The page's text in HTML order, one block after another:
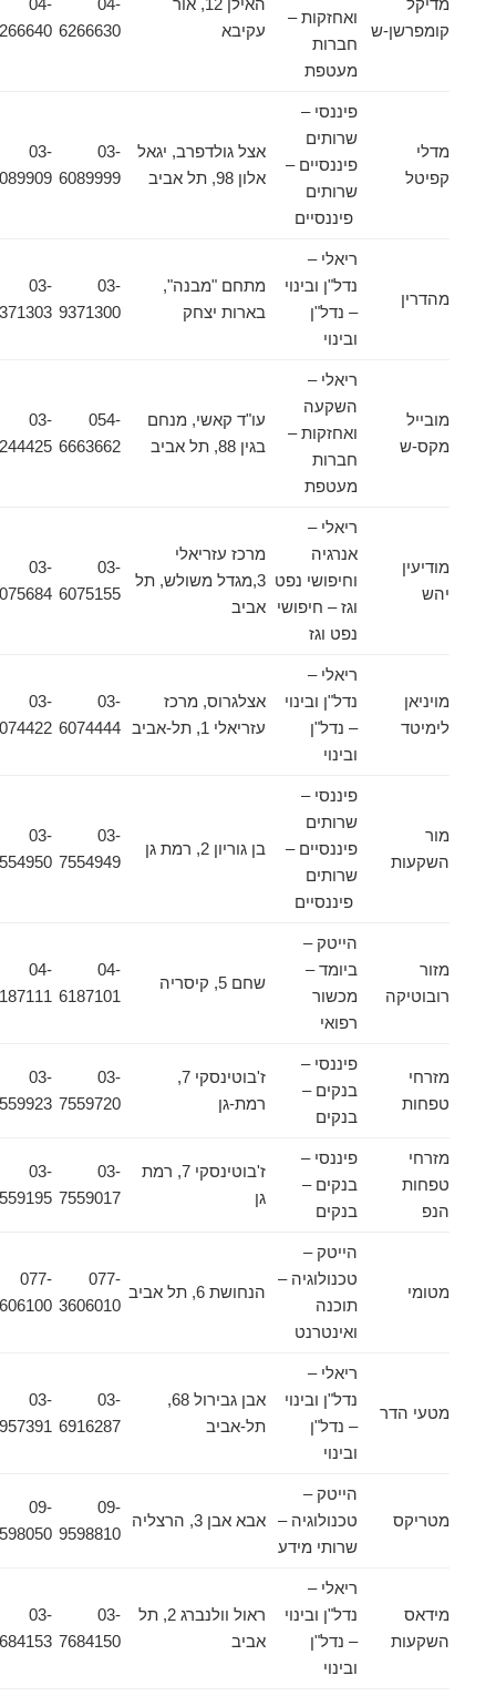
מדיקל
קומפרשן-ש
ואחזקות –
חברות
מעטפת
האילן 12, אור
עקיבא
6266630
6266640
מדלי
קפיטל
פיננסי –
שרותים
פיננסיים –
שרותים
פיננסיים
אצל גולדפרב, יגאל
אלון 98, תל אביב
03-
6089999
6089909
מהדרין
ריאלי –
נדל"ן ובינוי
– נדל"ן
ובינוי
מתחם "מבנה",
בארות יצחק
9371300
9371303
מובייל
מקס-ש
ריאלי –
השקעה
ואחזקות –
חברות
מעטפת
עו"ד קאשי, מנחם
054-
6663662
6244425
מודיעין
ריאלי –
אנרגיה
וחיפושי נפט
וגז – חיפושי
נפט וגז
מרכז עזריאלי
3,מגדל משולש, תל
אביב
6075155
6075684
מויניאן
לימיטד
ריאלי –
נדל"ן ובינוי
– נדל"ן
ובינוי
אצלגרוס, מרכז
עזריאלי 1, תל-אביב
6074444
6074422
השקעות
פיננסי –
שרותים
פיננסיים –
שרותים
פיננסיים
בן גוריון 2, רמת גן
7554949
7554950
רובוטיקה
הייטק –
ביומד –
מכשור
רפואי
שחם 5, קיסריה
6187101
6187111
מזרחי
טפחות
פיננסי –
בנקים –
בנקים
ז'בוטינסקי 7,
רמת-גן
7559720
7559923
מזרחי
טפחות
פיננסי –
בנקים –
בנקים
ז'בוטינסקי 7, רמת
03-
7559017
7559195
מטומי
הייטק –
טכנולוגיה –
תוכנה
ואינטרנט
הנחושת 6, תל אביב
077-
3606010
077-
3606100
מטעי הדר
ריאלי –
נדל"ן ובינוי
– נדל"ן
ובינוי
אבן גבירול 68,
תל-אביב
6916287
6957391
מטריקס
הייטק –
טכנולוגיה –
שרותי מידע
אבא אבן 3, הרצליה
9598810
9598050
מידאס
השקעות
ריאלי –
נדל"ן ובינוי
– נדל"ן
ובינוי
ראול וולנברג 2, תל
אביב
03-
7684150
7684153